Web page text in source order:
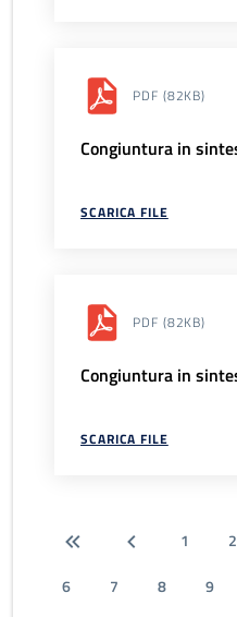
PDF (82KB)
Congiuntura in
SCARICA FILE
PDF (82KB)
Congiuntura in
SCARICA FILE
1 2
6
7 8 9